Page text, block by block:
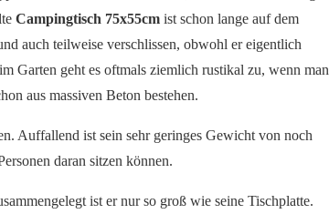
Campingtisch 75x55cm ist schon lange auf dem
auch teilweise verschlissen, obwohl er eigentlich
Garten geht es oftmals ziemlich rustikal zu, wenn man
aus massiven Beton bestehen.
Auffallend ist sein sehr geringes Gewicht von noch
daran sitzen können.
ist er nur so groß wie seine Tischplatte.